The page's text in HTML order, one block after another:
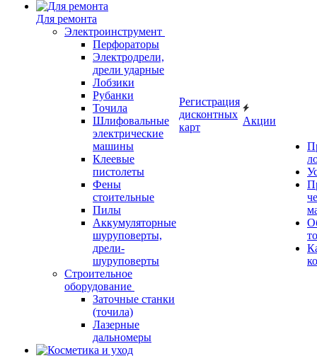
Для ремонта
Электроинструмент
Перфораторы
Электродрели,
дрели ударные
Лобзики
Рубанки
Точила
Шлифовальные
электрические
машины
Клеевые
пистолеты
Фены
стоительные
Пилы
Аккумуляторные
шуруповерты,
дрели-
шуруповерты
Строительное
оборудование
Заточные станки
(точила)
Лазерные
дальномеры
Регистрация
дисконтных
карт
Акции